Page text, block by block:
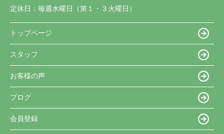
定休日： 毎週水曜日（第１・３火曜日）
トップページ
スタッフ
お客様の声
ブログ
会員登録